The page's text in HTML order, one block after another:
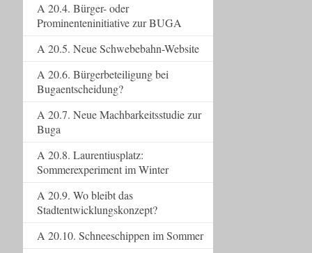
A 20.4. Bürger- oder
Prominenteninitiative zur BUGA
A 20.5. Neue Schwebebahn-Website
A 20.6. Bürgerbeteiligung bei
Bugaentscheidung?
A 20.7. Neue Machbarkeitsstudie zur
Buga
A 20.8. Laurentiusplatz:
Sommerexperiment im Winter
A 20.9. Wo bleibt das
Stadtentwicklungskonzept?
A 20.10. Schneeschippen im Sommer